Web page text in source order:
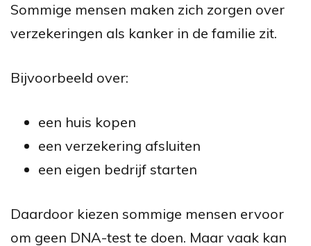
Sommige mensen maken zich zorgen over
verzekeringen als kanker in de familie zit.
Bijvoorbeeld over:
een huis kopen
een verzekering afsluiten
een eigen bedrijf starten
Daardoor kiezen sommige mensen ervoor
om geen DNA-test te doen. Maar vaak kan